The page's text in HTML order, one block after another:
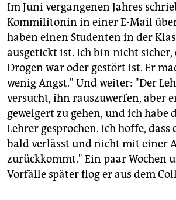
Im Juni vergangenen Jahres
Kommilitonin in einer E-Mail
haben einen Studenten in der
ausgetickt ist. Ich bin nicht sicher,
Drogen war oder gestört ist. Er
wenig Angst." Und weiter: "Der
versucht, ihn rauszuwerfen, aber
geweigert zu gehen, und ich habe
Lehrer gesprochen. Ich hoffe, dass
bald verlässt und nicht mit einer
zurückkommt." Ein paar Wochen
Vorfälle später flog er aus dem